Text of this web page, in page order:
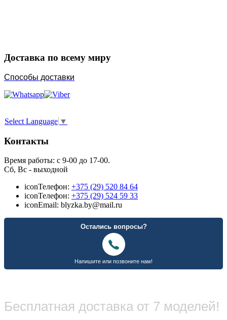
Доставка по всему миру
Способы доставки
Select Language ▼
Контакты
Время работы: с 9-00 до 17-00.
Сб, Вс - выходной
iconТелефон: +375 (29) 520 84 64
iconТелефон: +375 (29) 524 59 33
iconEmail: blyzka.by@mail.ru
Бесплатная доставка от 7 моделей!